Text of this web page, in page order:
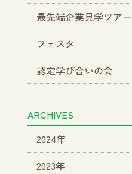
最先端企業見学ツアー
フェスタ
認定学び合いの会
ARCHIVES
2024年
2023年